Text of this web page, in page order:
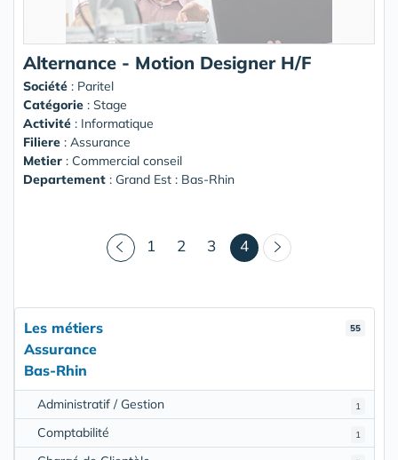
Alternance - Motion Designer H/F
Société : Paritel
Catégorie : Stage
Activité : Informatique
Filiere : Assurance
Metier : Commercial conseil
Departement : Grand Est : Bas-Rhin
1 2 3 4(courant)
55
Les métiers
Assurance
Bas-Rhin
1
Administratif / Gestion
1
Comptabilité